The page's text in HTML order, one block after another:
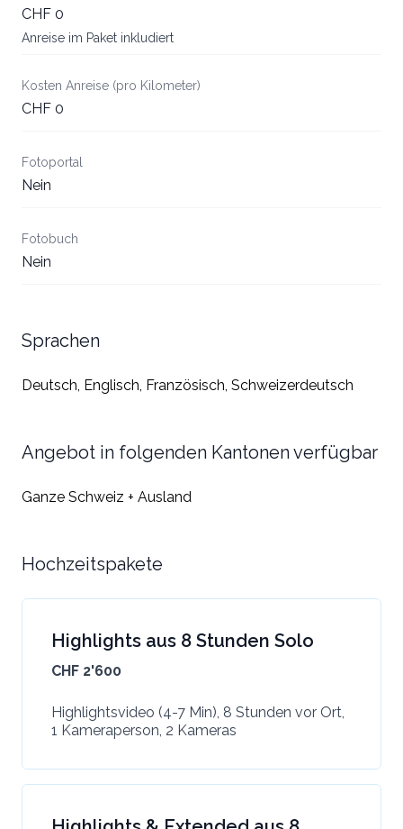
CHF 0
Anreise im Paket inkludiert
Kosten Anreise (pro Kilometer)
CHF 0
Fotoportal
Nein
Fotobuch
Nein
Sprachen
Deutsch, Englisch, Französisch, Schweizerdeutsch
Angebot in folgenden Kantonen verfügbar
Ganze Schweiz + Ausland
Hochzeitspakete
Highlights aus 8 Stunden Solo
CHF 2'600
Highlightsvideo (4-7 Min), 8 Stunden vor Ort,
1 Kameraperson, 2 Kameras